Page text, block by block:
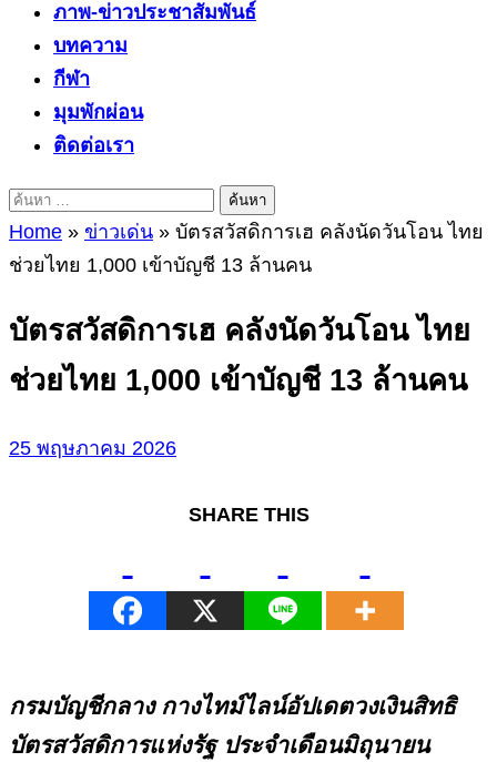
ภาพ-ข่าวประชาสัมพันธ์
บทความ
กีฬา
มุมพักผ่อน
ติดต่อเรา
ค้นหา
สำหรับ:
Home » ข่าวเด่น » บัตรสวัสดิการเฮ คลังนัดวันโอน ไทย
ช่วยไทย 1,000 เข้าบัญชี 13 ล้านคน
บัตรสวัสดิการเฮ คลังนัดวันโอน ไทย
ช่วยไทย 1,000 เข้าบัญชี 13 ล้านคน
25 พฤษภาคม 2026
SHARE THIS
กรมบัญชีกลาง กางไทม์ไลน์อัปเดตวงเงินสิทธิ
บัตรสวัสดิการแห่งรัฐ ประจำเดือนมิถุนายน